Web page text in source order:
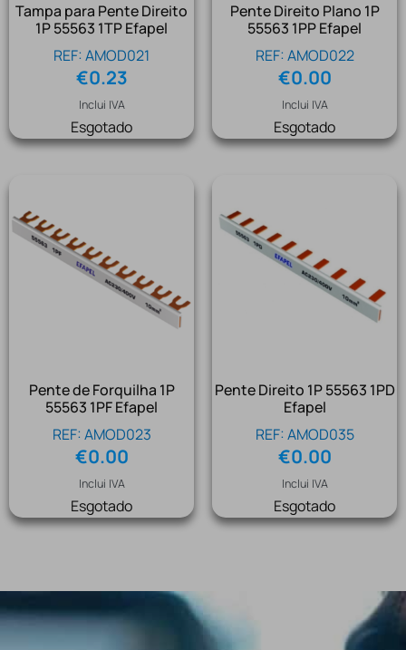
Tampa para Pente Direito
1P 55563 1TP Efapel
REF: AMOD021
€0.23
Inclui IVA
Esgotado
Pente Direito Plano 1P
55563 1PP Efapel
REF: AMOD022
€0.00
Inclui IVA
Esgotado
Pente de Forquilha 1P
55563 1PF Efapel
REF: AMOD023
€0.00
Inclui IVA
Esgotado
Pente Direito 1P 55563 1PD
Efapel
REF: AMOD035
€0.00
Inclui IVA
Esgotado